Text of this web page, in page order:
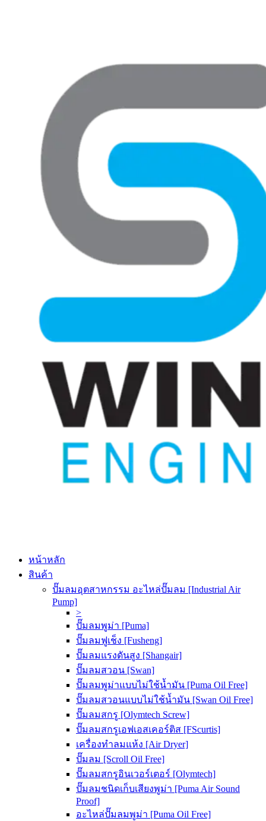
หน้าหลัก
สินค้า
ปั๊มลมอุตสาหกรรม อะไหล่ปั๊มลม [Industrial Air
Pump]
>
ปั๊มลมพูม่า [Puma]
ปั๊มลมฟูเช็ง [Fusheng]
ปั๊มลมแรงดันสูง [Shangair]
ปั๊มลมสวอน [Swan]
ปั๊มลมพูม่าแบบไม่ใช้น้ำมัน [Puma Oil Free]
ปั๊มลมสวอนแบบไม่ใช้น้ำมัน [Swan Oil Free]
ปั๊มลมสกรู [Olymtech Screw]
ปั๊มลมสกรูเอฟเอสเคอร์ติส [FScurtis]
เครื่องทำลมแห้ง [Air Dryer]
ปั๊มลม [Scroll Oil Free]
ปั๊มลมสกรูอินเวอร์เตอร์ [Olymtech]
ปั๊มลมชนิดเก็บเสียงพูม่า [Puma Air Sound
Proof]
อะไหล่ปั๊มลมพูม่า [Puma Oil Free]